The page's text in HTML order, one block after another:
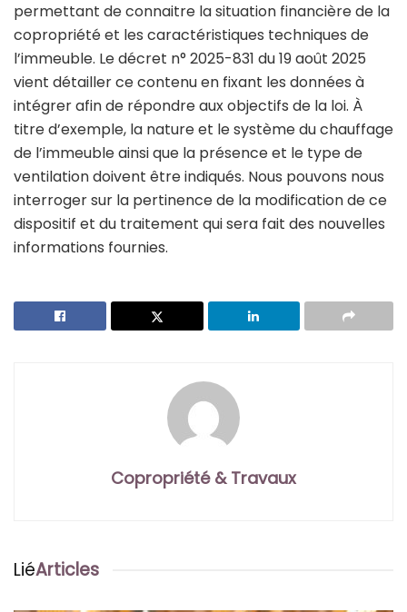
permettant de connaitre la situation financière de la
copropriété et les caractéristiques techniques de
l’immeuble. Le décret n° 2025-831 du 19 août 2025
vient détailler ce contenu en fixant les données à
intégrer afin de répondre aux objectifs de la loi. À
titre d’exemple, la nature et le système du chauffage
de l’immeuble ainsi que la présence et le type de
ventilation doivent être indiqués. Nous pouvons nous
interroger sur la pertinence de la modification de ce
dispositif et du traitement qui sera fait des nouvelles
informations fournies.
Copropriété & Travaux
LiéArticles